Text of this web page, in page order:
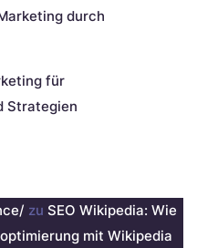
durch
für
Strategien
zu SEO Wikipedia: Wie
mit Wikipedia